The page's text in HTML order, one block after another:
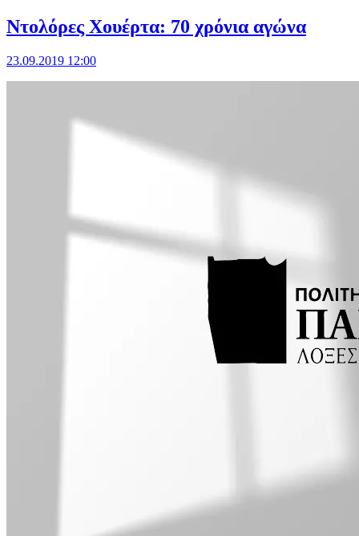
Ντολόρες Χουέρτα: 70 χρόνια αγώνα
23.09.2019 12:00